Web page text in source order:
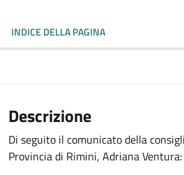
INDICE DELLA PAGINA
Descrizione
Di seguito il comunicato della
Provincia di Rimini, Adriana Ventura: